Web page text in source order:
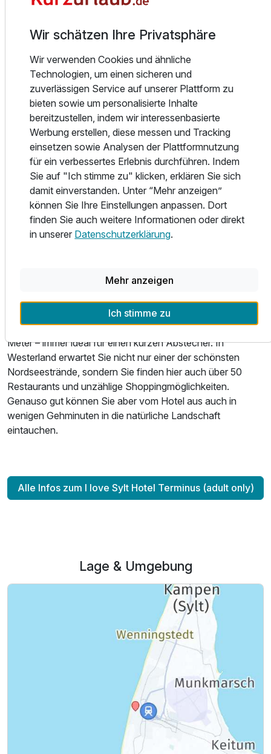
Laufbänder, Gewichte und ein digitaler Ganzkörperspiegel
Trainingsmöglichkeiten bietet.
RESTAURANT HUMMERKOJE (im Hotel)
Die "Hummerkoje" ist nicht nur abends ab 17 Uhr ein
kulinarischer Anziehungspunkt, sondern auch für die
Hotelgäste (und auch externe Gäste) beim Frühstück.
Nachmittags zwischen 13 und 17 Uhr kann man die
Kaffeestunde mit Kaffee und inkludiertem Kuchen
genießen.
Die "Hummerkoje" bietet eine kleine, aber exquisite
Speisekarte mit exzellentes Fleisch, fangfrischen Fisch und
natürlich erlesenen Hummer. Auch vegetarische und
vegane Spezialitäten stehen auf der sorgfältig
zusammengestellten Speisekarte.
Strand, Natur, Kulinarik und Shopping.
Nur ein paar Schritte und Sie sind mitten im Sylter Leben.
Bis zur Westerländer Strandpromenade sind es nur 200
Meter – immer ideal für einen kurzen Abstecher. In
Westerland erwartet Sie nicht nur einer der schönsten
Nordseestrände, sondern Sie finden hier auch über 50
Restaurants und unzählige Shoppingmöglichkeiten.
Genauso gut können Sie aber vom Hotel aus auch in
wenigen Gehminuten in die natürliche Landschaft
eintauchen.
Alle Infos zum I love Sylt Hotel Terminus (adult only)
Lage & Umgebung
Wir schätzen Ihre Privatsphäre
Wir verwenden Cookies und ähnliche
Technologien, um einen sicheren und
zuverlässigen Service auf unserer Plattform zu
bieten sowie um personalisierte Inhalte
bereitzustellen, indem wir interessenbasierte
Werbung erstellen, diese messen und Tracking
einsetzen sowie Analysen der Plattformnutzung
für ein verbessertes Erlebnis durchführen. Indem
Sie auf "Ich stimme zu" klicken, erklären Sie sich
damit einverstanden. Unter “Mehr anzeigen”
können Sie Ihre Einstellungen anpassen. Dort
finden Sie auch weitere Informationen oder direkt
in unserer Datenschutzerklärung.
Mehr anzeigen
Ich stimme zu